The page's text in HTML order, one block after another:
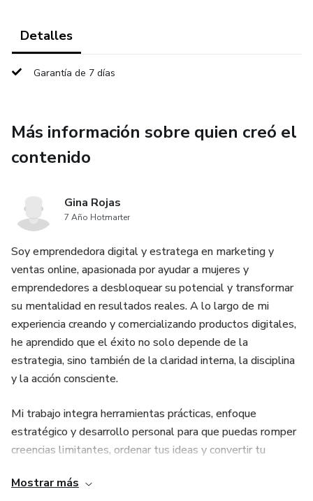
éxito y cómo alinear tus chakras para atraer clientes y
bloqueos energéticos que están limitando tu éxito y
Detalles
Garantía de 7 días
Más información sobre quien creó el
contenido
Gina Rojas
7 Año Hotmarter
Soy emprendedora digital y estratega en marketing y
ventas online, apasionada por ayudar a mujeres y
emprendedores a desbloquear su potencial y transformar
su mentalidad en resultados reales. A lo largo de mi
experiencia creando y comercializando productos digitales,
he aprendido que el éxito no solo depende de la
estrategia, sino también de la claridad interna, la disciplina
y la acción consciente.
Mi trabajo integra herramientas prácticas, enfoque
estratégico y desarrollo personal para que puedas romper
creencias limitantes, ordenar tus ideas y convertir tu
que cuando alineas tu mentalidad con una estrategia clara,
Mostrar más